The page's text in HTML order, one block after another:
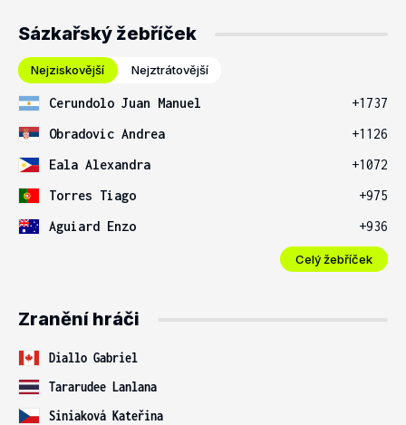
Sázkařský žebříček
Nejziskovější Nejztrátovější
Cerundolo Juan Manuel
+1737
Obradovic Andrea
+1126
Eala Alexandra
+1072
Torres Tiago
+975
Aguiard Enzo
+936
Celý žebříček
Zranění hráči
Diallo Gabriel
Tararudee Lanlana
Siniaková Kateřina